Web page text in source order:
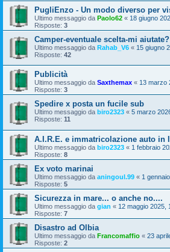
PugliEnzo - Un modo diverso per
Ultimo messaggio da Paolo62 « 18 giugno
Risposte: 3
Camper-eventuale scelta-mi aiutate?
Ultimo messaggio da Rahab_V6 « 15 giugno
Risposte: 42
Publicità
Ultimo messaggio da Saxthemax « 13 marzo
Risposte: 3
Spedire x posta un fucile sub
Ultimo messaggio da biro2323 « 5 marzo
Risposte: 11
A.I.R.E. e immatricolazione auto in
Ultimo messaggio da biro2323 « 1 febbraio
Risposte: 8
Ex voto marinai
Ultimo messaggio da aningoul.99 « 1
Risposte: 5
Sicurezza in mare... o anche no....
Ultimo messaggio da gian « 12 maggio 2025,
Risposte: 7
Disastro ad Olbia
Ultimo messaggio da Francomaffio « 23
Risposte: 2